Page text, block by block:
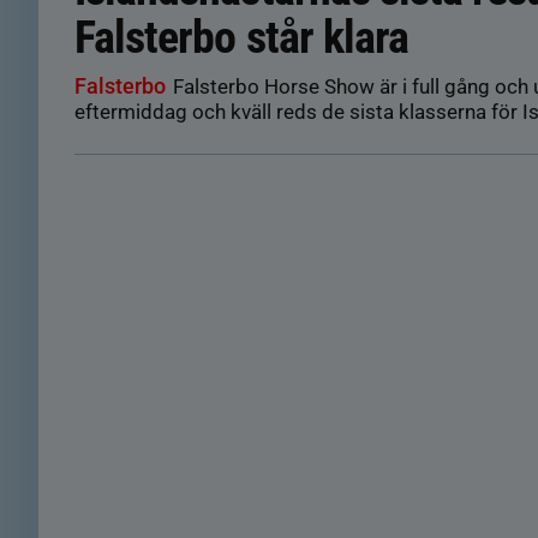
Falsterbo står klara
Falsterbo Falsterbo Horse Show är i full gång och
eftermiddag och kväll reds de sista klasserna för